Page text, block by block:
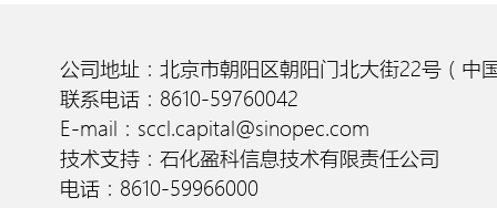
公司地址：北京市朝阳区朝阳门北大街22号（中
联系电话：8610-59760042
E-mail：sccl.capital@sinopec.com
技术支持：石化盈科信息技术有限责任公司
电话：8610-59966000